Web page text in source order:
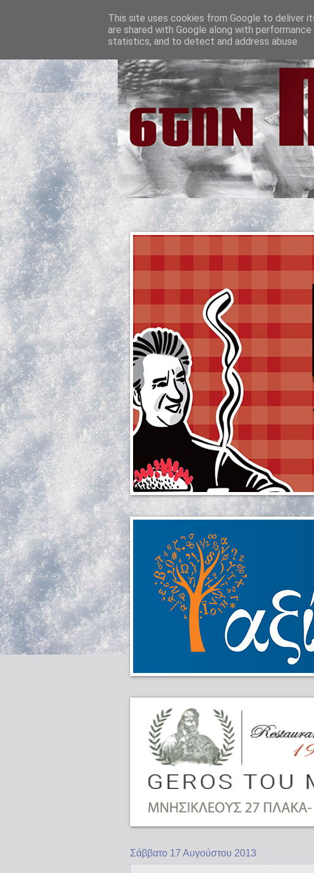
Σάββατο 17 Αυγούστου 2013
This site uses cookies from Google to deliver
are shared with Google along with
statistics, and to detect and address abuse.